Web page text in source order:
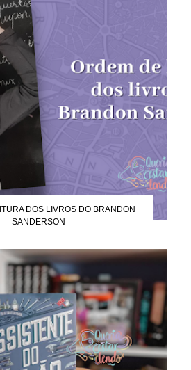
DOS LIVROS DO BRANDON
SANDERSON